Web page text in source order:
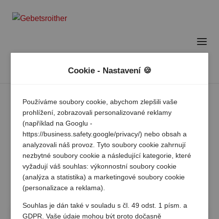
Cookie - Nastavení 🍪
Používáme soubory cookie, abychom zlepšili vaše
prohlížení, zobrazovali personalizované reklamy
(například na Googlu -
https://business.safety.google/privacy/) nebo obsah a
analyzovali náš provoz. Tyto soubory cookie zahrnují
nezbytné soubory cookie a následující kategorie, které
vyžadují váš souhlas: výkonnostní soubory cookie
(analýza a statistika) a marketingové soubory cookie
(personalizace a reklama).
Souhlas je dán také v souladu s čl. 49 odst. 1 písm. a
GDPR. Vaše údaje mohou být proto dočasně